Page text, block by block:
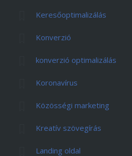
Keresőoptimalizálás
Konverzió
konverzió optimalizálás
Koronavírus
Közösségi marketing
Kreatív szövegírás
Landing oldal